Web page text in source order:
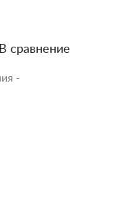
В сравнение
-